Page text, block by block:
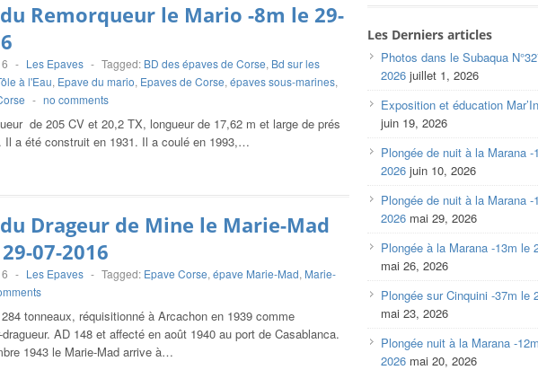
Remorqueur le Mario -8m le 29-
- Les Epaves - Tagged: BD des épaves de Corse, Bd sur les
à l'Eau, Epave du mario, Epaves de Corse, épaves sous-marines,
- no comments
de 205 CV et 20,2 TX, longueur de 17,62 m et large de prés
Il a été construit en 1931. Il a coulé en 1993,…
Drageur de Mine le Marie-Mad
07-2016
- Les Epaves - Tagged: Epave Corse, épave Marie-Mad, Marie-
tonneaux, réquisitionné à Arcachon en 1939 comme
dragueur. AD 148 et affecté en août 1940 au port de Casablanca.
1943 le Marie-Mad arrive à…
Les Derniers articles
Photos dans le Subaqua
2026 juillet 1, 2026
Exposition et éducation
juin 19, 2026
Plongée de nuit à la Marana -
2026 juin 10, 2026
Plongée de nuit à la Marana -
2026 mai 29, 2026
Plongée à la Marana -13m le
mai 26, 2026
Plongée sur Cinquini -37m le
mai 23, 2026
Plongée nuit à la Marana -
2026 mai 20, 2026